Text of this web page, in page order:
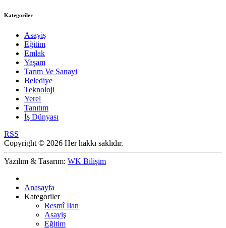
Kategoriler
Asayiş
Eğitim
Emlak
Yaşam
Tarım Ve Sanayi
Belediye
Teknoloji
Yerel
Tanıtım
İş Dünyası
RSS
Copyright © 2026 Her hakkı saklıdır.
Yazılım & Tasarım: WK Bilişim
Anasayfa
Kategoriler
Resmî İlan
Asayiş
Eğitim